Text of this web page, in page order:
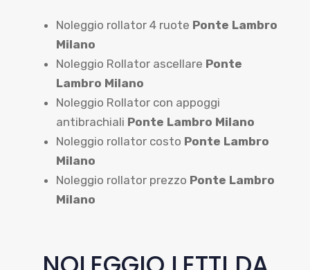
Noleggio rollator 4 ruote Ponte Lambro
Milano
Noleggio Rollator ascellare Ponte
Lambro Milano
Noleggio Rollator con appoggi
antibrachiali Ponte Lambro Milano
Noleggio rollator costo Ponte Lambro
Milano
Noleggio rollator prezzo Ponte Lambro
Milano